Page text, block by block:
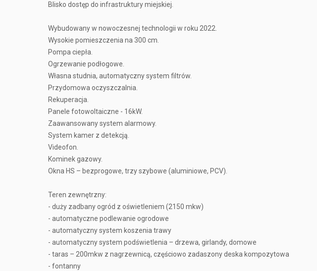
Blisko dostęp do infrastruktury miejskiej.
Wybudowany w nowoczesnej technologii w roku 2022.
Wysokie pomieszczenia na 300 cm.
Pompa ciepła.
Ogrzewanie podłogowe.
Własna studnia, automatyczny system filtrów.
Przydomowa oczyszczalnia.
Rekuperacja.
Panele fotowoltaiczne - 16kW.
Zaawansowany system alarmowy.
System kamer z detekcją.
Videofon.
Kominek gazowy.
Okna HS – bezprogowe, trzy szybowe (aluminiowe, PCV).
Teren zewnętrzny:
- duży zadbany ogród z oświetleniem (2150 mkw)
- automatyczne podlewanie ogrodowe
- automatyczny system koszenia trawy
- automatyczny system podświetlenia – drzewa, girlandy, domowe
- taras – 200mkw z nagrzewnicą, częściowo zadaszony deska kompozytowa
- fontanny